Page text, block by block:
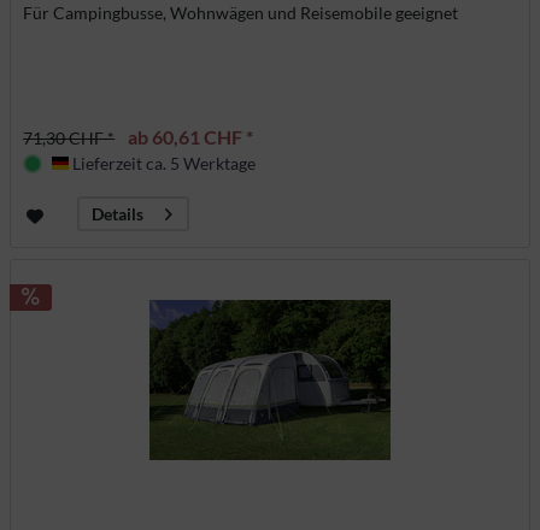
Für Campingbusse, Wohnwägen und Reisemobile geeignet
71,30 CHF * ab 60,61 CHF *
Deutschland
Lieferzeit ca. 5 Werktage
Details